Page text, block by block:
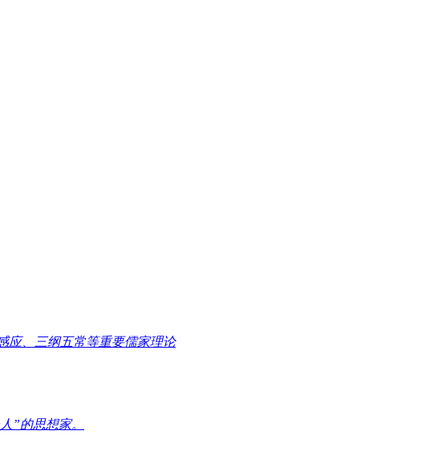
应、三纲五常等重要儒家理论
”的思想家。